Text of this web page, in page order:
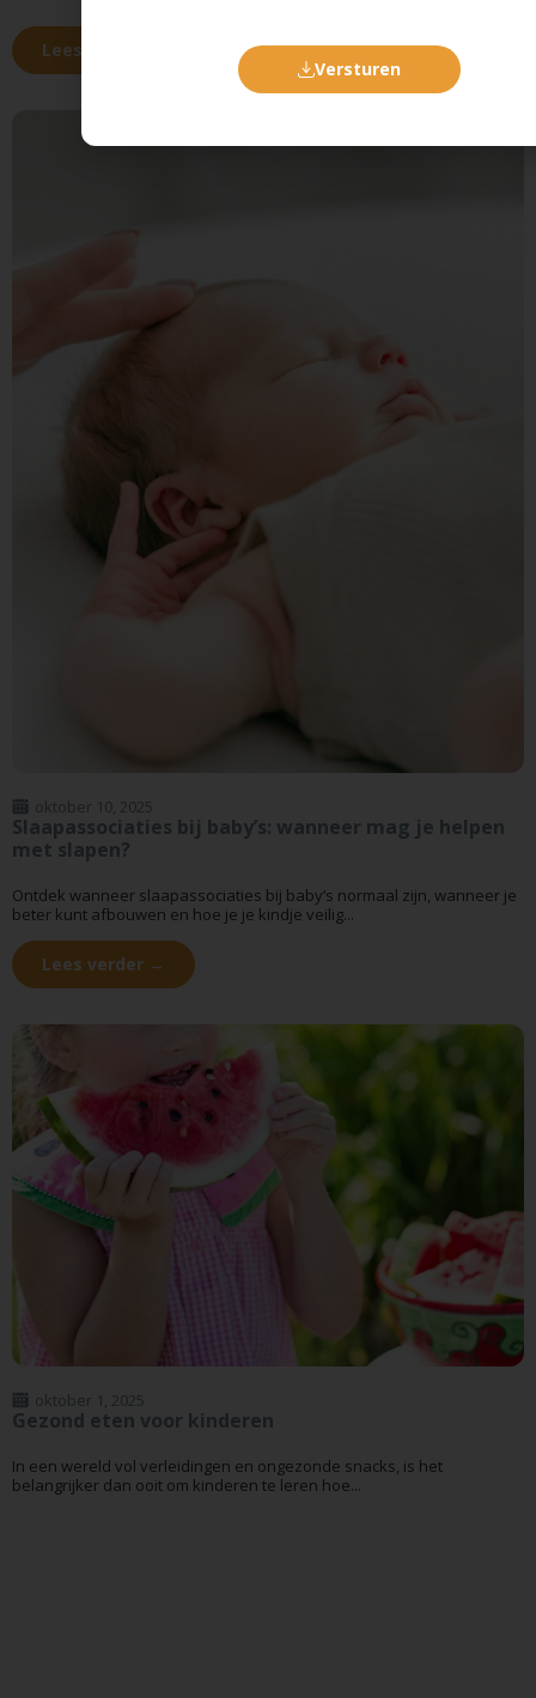
Lees verder →
Slaapassociaties bij baby’s: wanneer mag je helpen
met slapen?
oktober 10, 2025
Ontdek wanneer slaapassociaties bij baby’s normaal zijn, wanneer je
beter kunt afbouwen en hoe je je kindje veilig...
Lees verder →
Gezond eten voor kinderen
oktober 1, 2025
In een wereld vol verleidingen en ongezonde snacks, is het
belangrijker dan ooit om kinderen te leren hoe...
Versturen